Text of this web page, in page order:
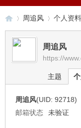
有›
周追风
›
个人资料
周追风
https://
主题
周追风(UID: 92718)
邮箱状态
未验证